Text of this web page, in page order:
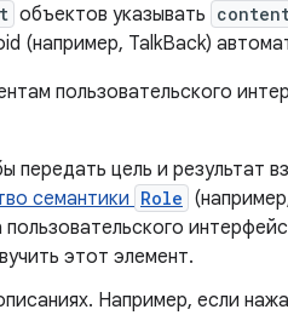
объектов указывать
(например, TalkBack)
пользовательского
передать цель и результат
семантики Role
этот элемент.
Например, если